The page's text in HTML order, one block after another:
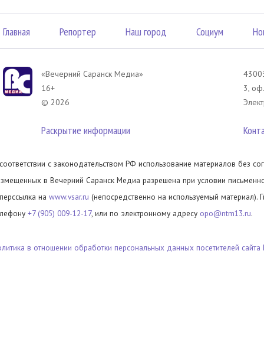
Главная Репортер Наш город Социум
«Вечерний Саранск Mедиа»
16+
© 2026
Раскрытие информации
3,
с законодательством РФ использование материалов без
в Вечерний Саранск Медиа разрешена при условии
на www.vsar.ru (непосредственно на используемый материал).
+7 (905) 009-12-17, или по электронному адресу opo@ntm13.ru.
в отношении обработки персональных данных посетителей